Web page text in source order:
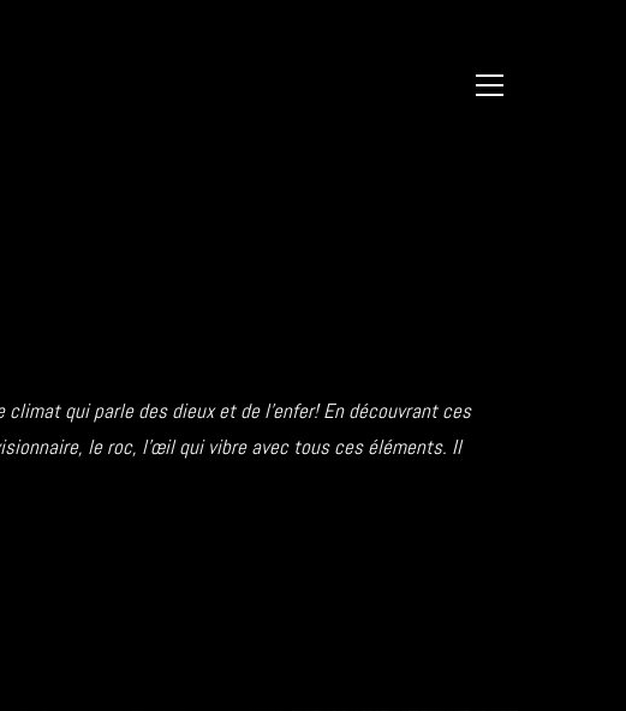
qui parle des dieux et de l’enfer! En découvrant ces
le roc, l’œil qui vibre avec tous ces éléments. Il